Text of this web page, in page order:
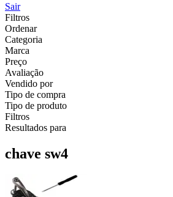
Sair
Filtros
Ordenar
Categoria
Marca
Preço
Avaliação
Vendido por
Tipo de compra
Tipo de produto
Filtros
Resultados para
chave sw4